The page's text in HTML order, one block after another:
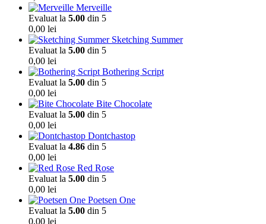
Merveille
Evaluat la 5.00 din 5
0,00 lei
Sketching Summer
Evaluat la 5.00 din 5
0,00 lei
Bothering Script
Evaluat la 5.00 din 5
0,00 lei
Bite Chocolate
Evaluat la 5.00 din 5
0,00 lei
Dontchastop
Evaluat la 4.86 din 5
0,00 lei
Red Rose
Evaluat la 5.00 din 5
0,00 lei
Poetsen One
Evaluat la 5.00 din 5
0,00 lei